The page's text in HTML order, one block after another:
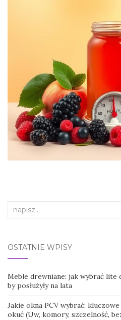
Search
OSTATNIE WPISY
Meble drewniane: jak wybrać lite
by posłużyły na lata
Jakie okna PCV wybrać:
okuć (Uw, komory, szczelność,